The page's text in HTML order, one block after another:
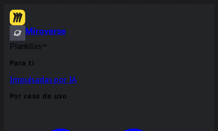
Miroverse
Plantillas
Para ti
Impulsadas por IA
Por caso de uso